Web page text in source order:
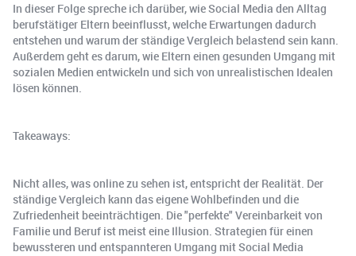
In dieser Folge spreche ich darüber, wie Social Media den Alltag
berufstätiger Eltern beeinflusst, welche Erwartungen dadurch
entstehen und warum der ständige Vergleich belastend sein kann.
Außerdem geht es darum, wie Eltern einen gesunden Umgang mit
sozialen Medien entwickeln und sich von unrealistischen Idealen
lösen können.
Takeaways:
Nicht alles, was online zu sehen ist, entspricht der Realität. Der
ständige Vergleich kann das eigene Wohlbefinden und die
Zufriedenheit beeinträchtigen. Die "perfekte" Vereinbarkeit von
Familie und Beruf ist meist eine Illusion. Strategien für einen
bewussteren und entspannteren Umgang mit Social Media